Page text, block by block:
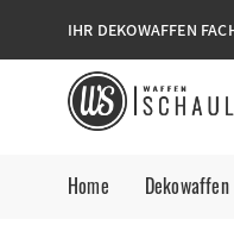
IHR DEKOWAFFEN
Home Dekowaffen